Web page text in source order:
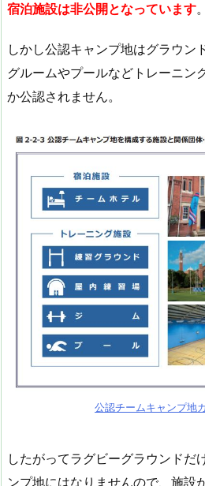
宿泊施設は非公開となっています。
しかし公認キャンプ地はグラウン
グルームやプールなどトレーニン
か公認されません。
公認チームキャンプ地
したがってラグビーグラウンドだ
ンプ地にはなりませんので、施設